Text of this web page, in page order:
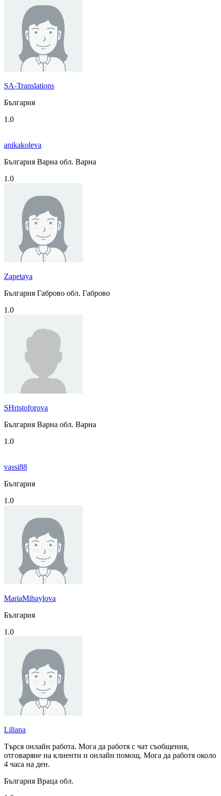
SA-Translations
България
1.0
anikakoleva
България Варна обл. Варна
1.0
Zapetaya
България Габрово обл. Габрово
1.0
SHristoforova
България Варна обл. Варна
1.0
vassi88
България
1.0
MariaMihaylova
България
1.0
Liliana
Търся онлайн работа. Мога да работя с чат съобщения,
отговаряне на клиенти и онлайн помощ. Мога да работя около
4 часа на ден.
България Враца обл.